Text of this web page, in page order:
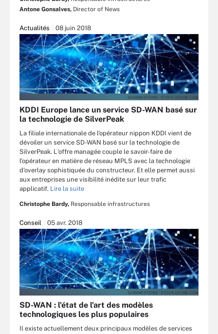
Antone Gonsalves, Director of News
Actualités 08 juin 2018
SAKKMESTERKE - STOCK.ADOBE.COM
KDDI Europe lance un service SD-WAN basé sur
la technologie de SilverPeak
La filiale internationale de l'opérateur nippon KDDI vient de
dévoiler un service SD-WAN basé sur la technologie de
SilverPeak. L'offre managée couple le savoir-faire de
l'opérateur en matière de réseau MPLS avec la technologie
d'overlay sophistiquée du constructeur. Et elle permet aussi
aux entreprises une visibilité inédite sur leur trafic
applicatif. Lire la suite
Christophe Bardy, Responsable infrastructures
Conseil 05 avr. 2018
SAKKMESTERKE - STOCK.ADOBE.COM
SD-WAN : l'état de l'art des modèles
technologiques les plus populaires
Il existe actuellement deux principaux modèles de services